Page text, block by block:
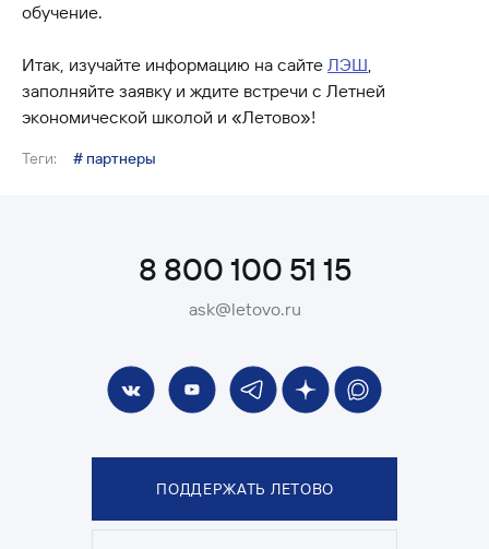
обучение.
Итак, изучайте информацию на сайте ЛЭШ,
заполняйте заявку и ждите встречи с Летней
экономической школой и «Летово»!
Теги: # партнеры
8 800 100 51 15
ask@letovo.ru
ПОДДЕРЖАТЬ ЛЕТОВО